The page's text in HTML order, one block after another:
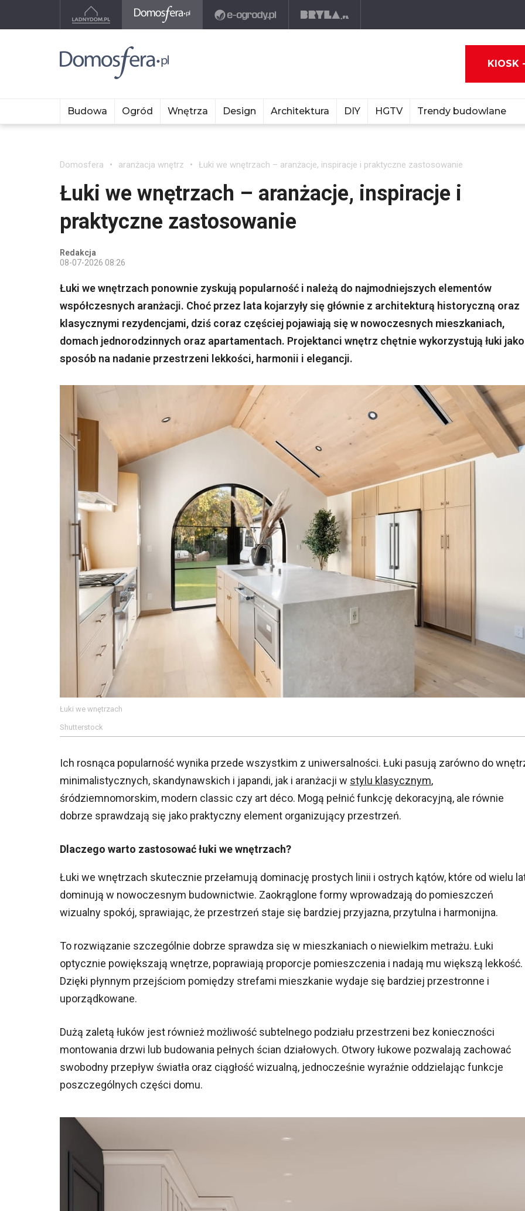
KIOSK
Budowa Ogród Wnętrza Design Architektura DIY HGTV Trendy budowlane
Domosfera aranżacja wnętrz Łuki we wnętrzach – aranżacje, inspiracje i praktyczne zastosowanie
Łuki we wnętrzach – aranżacje, inspiracje i
praktyczne zastosowanie
Redakcja
08-07-2026 08:26
Łuki we wnętrzach ponownie zyskują popularność i należą do najmodniejszych elementów
współczesnych aranżacji. Choć przez lata kojarzyły się głównie z architekturą historyczną oraz
klasycznymi rezydencjami, dziś coraz częściej pojawiają się w nowoczesnych mieszkaniach,
domach jednorodzinnych oraz apartamentach. Projektanci wnętrz chętnie wykorzystują łuki jako
sposób na nadanie przestrzeni lekkości, harmonii i elegancji.
Łuki we wnętrzach
Shutterstock
Ich rosnąca popularność wynika przede wszystkim z uniwersalności. Łuki pasują zarówno do
minimalistycznych, skandynawskich i japandi, jak i aranżacji w stylu klasycznym,
śródziemnomorskim, modern classic czy art déco. Mogą pełnić funkcję dekoracyjną, ale równie
dobrze sprawdzają się jako praktyczny element organizujący przestrzeń.
Dlaczego warto zastosować łuki we wnętrzach?
Łuki we wnętrzach skutecznie przełamują dominację prostych linii i ostrych kątów, które od wielu
dominują w nowoczesnym budownictwie. Zaokrąglone formy wprowadzają do pomieszczeń
wizualny spokój, sprawiając, że przestrzeń staje się bardziej przyjazna, przytulna i harmonijna.
To rozwiązanie szczególnie dobrze sprawdza się w mieszkaniach o niewielkim metrażu. Łuki
optycznie powiększają wnętrze, poprawiają proporcje pomieszczenia i nadają mu większą lekkość.
Dzięki płynnym przejściom pomiędzy strefami mieszkanie wydaje się bardziej przestronne i
uporządkowane.
Dużą zaletą łuków jest również możliwość subtelnego podziału przestrzeni bez konieczności
montowania drzwi lub budowania pełnych ścian działowych. Otwory łukowe pozwalają zachować
swobodny przepływ światła oraz ciągłość wizualną, jednocześnie wyraźnie oddzielając funkcje
poszczególnych części domu.